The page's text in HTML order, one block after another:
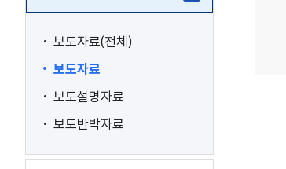
보도자료(전체)
보도자료
보도설명자료
보도반박자료